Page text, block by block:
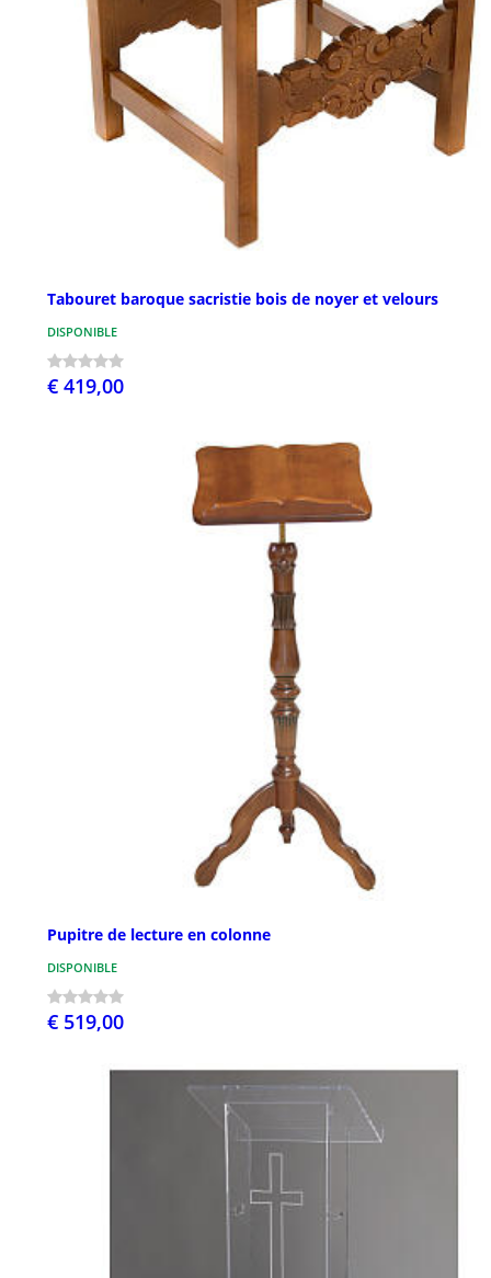
Tabouret baroque sacristie bois de noyer et velours
DISPONIBLE
€ 419,00
Pupitre de lecture en colonne
DISPONIBLE
€ 519,00